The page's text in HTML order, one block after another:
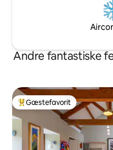
Andre fantastiske
Bedste gæstefavorit
Gæstefavorit